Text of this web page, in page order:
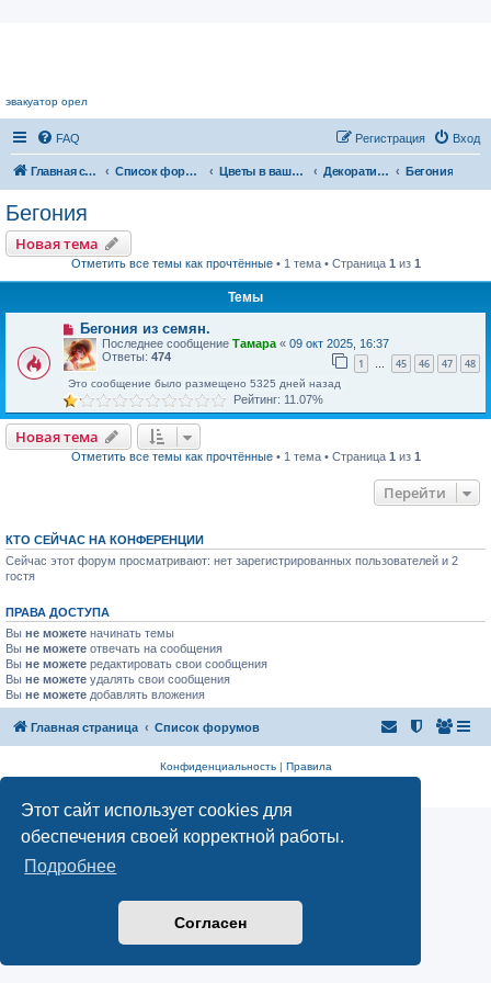
Этот сайт использует cookies для
обеспечения своей корректной работы.
Подробнее
Согласен
эвакуатор орел
FAQ Вход
Регистрация
Главная страница Список форумов Цветы в вашем доме Декоративноцветущие растения Бегония
Бегония
Новая тема
Отметить все темы как прочтённые• 1 тема • Страница 1 из 1
Темы
Бегония из семян.
Последнее сообщение Тамара « 09 окт 2025, 16:37
Ответы: 474 1 … 45 46 47 48
Это сообщение было размещено 5325 дней назад
Рейтинг: 11.07%
Новая тема
Отметить все темы как прочтённые• 1 тема • Страница 1 из 1
Перейти
КТО СЕЙЧАС НА КОНФЕРЕНЦИИ
Сейчас этот форум просматривают: нет зарегистрированных пользователей и 2
гостя
ПРАВА ДОСТУПА
Вы не можете начинать темы
Вы не можете отвечать на сообщения
Вы не можете редактировать свои сообщения
Вы не можете удалять свои сообщения
Вы не можете добавлять вложения
Главная страница Список форумов
Конфиденциальность| Правила